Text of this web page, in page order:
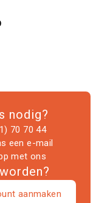
nodig?
70 70 44
een e-mail
met ons
aanmaken